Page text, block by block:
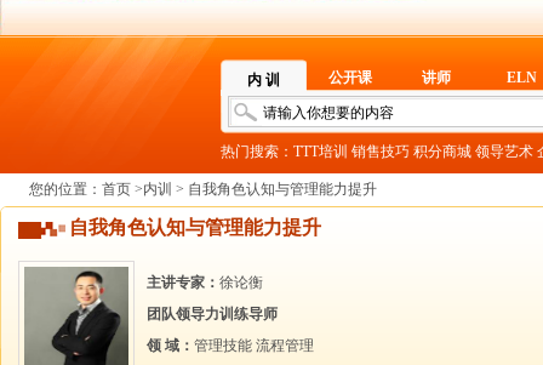
内 训 公开课 讲师 ELN
热门搜索： TTT培训 销售技巧 积分商城 领导艺术
您的位置： 首页 >内训 > 自我角色认知与管理能力提升
自我角色认知与管理能力提升
主讲专家： 徐论衡
团队领导力训练导师
领 域： 管理技能 流程管理